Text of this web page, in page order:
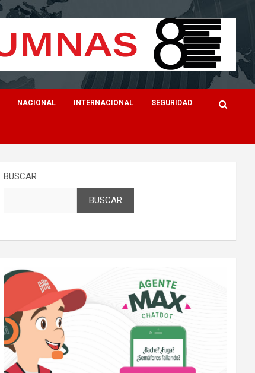
NACIONAL INTERNACIONAL SEGURIDAD
BUSCAR
BUSCAR